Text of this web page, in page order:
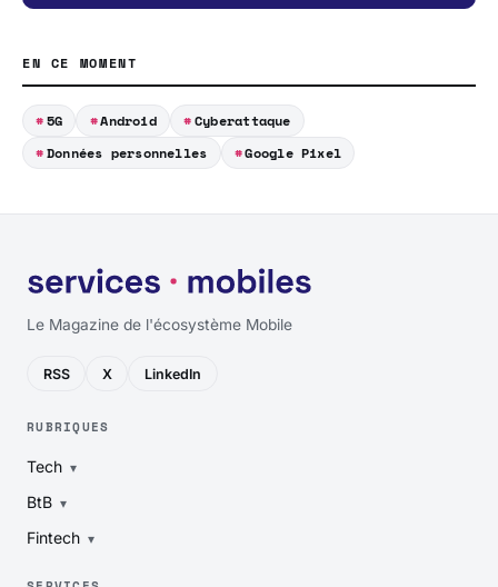
EN CE MOMENT
5G Android
Cyberattaque
Données personnelles
Google Pixel
Le Magazine de l'écosystème Mobile
RSS X LinkedIn
RUBRIQUES
Tech
BtB
Fintech